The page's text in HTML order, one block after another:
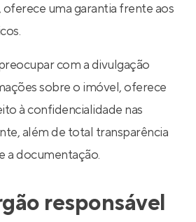
uma garantia frente aos
com a divulgação
sobre o imóvel, oferece
à confidencialidade nas
além de total transparência
a documentação.
responsável